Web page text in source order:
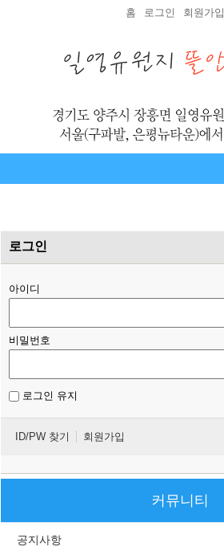
홈 로그인 회원가입
로그인
아이디
비밀번호
로그인 유지
ID/PW 찾기 회원가입
커뮤니티
공지사항